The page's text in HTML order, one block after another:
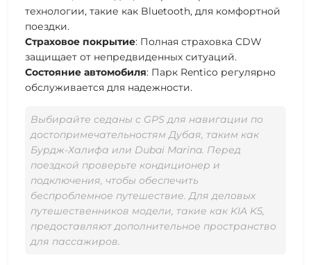
технологии, такие как Bluetooth, для комфортной
поездки.
Страховое покрытие: Полная страховка CDW
защищает от непредвиденных ситуаций.
Состояние автомобиля: Парк Rentico регулярно
обслуживается для надежности.
Выбирайте седаны с GPS для навигации по
достопримечательностям Дубая, таким как
Бурдж-Халифа или Dubai Marina. Перед
поездкой проверьте кондиционер и
подключения, чтобы обеспечить
беспроблемное путешествие. Для деловых
путешественников модели, такие как KIA K5,
предоставляют дополнительное пространство
для пассажиров.